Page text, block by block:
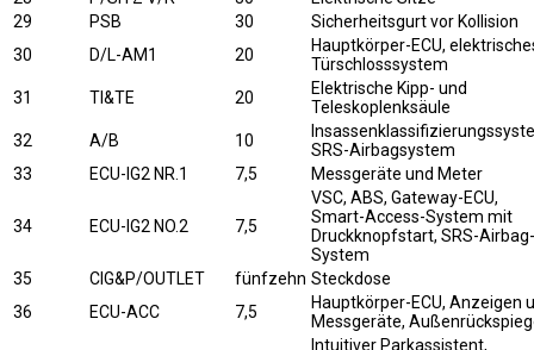
29
PSB 30
Sicherheitsgurt vor Kollision
30
D/L-AM1 20
Hauptkörper-ECU,
Türschlosssystem
31
TI&TE 20
Elektrische Kipp- und
Teleskoplenksäule
32
A/B 10
SRS-Airbagsystem
33
ECU-IG2 NR.1 7,5 Messgeräte und Meter
34 ECU-IG2 NO.2 7,5
VSC, ABS, Gateway-ECU,
Smart-Access-System mit
Druckknopfstart, SRS-Airbag-
System
35
CIG&P/OUTLET fünfzehn Steckdose
36
ECU-ACC 7,5
Hauptkörper-ECU, Anzeigen
Messgeräte,
Intuitiver Parkassistent,